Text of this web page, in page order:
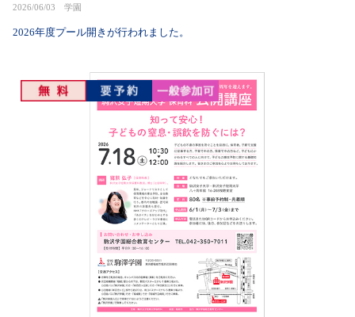
2026/06/03 学園
2026年度プール開きが行われました。